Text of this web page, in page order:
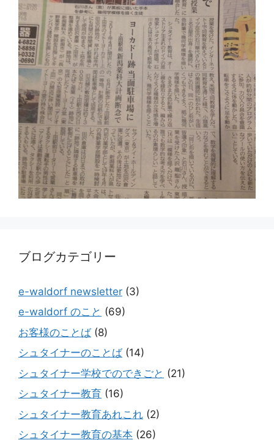
ブログカテゴリー
e-waldorf newsletter (3)
e-waldorf のこと (69)
お客様のことば(8)
シュタイナーのことば(14)
シュタイナー学校でのできごと (21)
シュタイナー教育 (16)
シュタイナー教育あれこれ (2)
シュタイナー教育の基本 (26)